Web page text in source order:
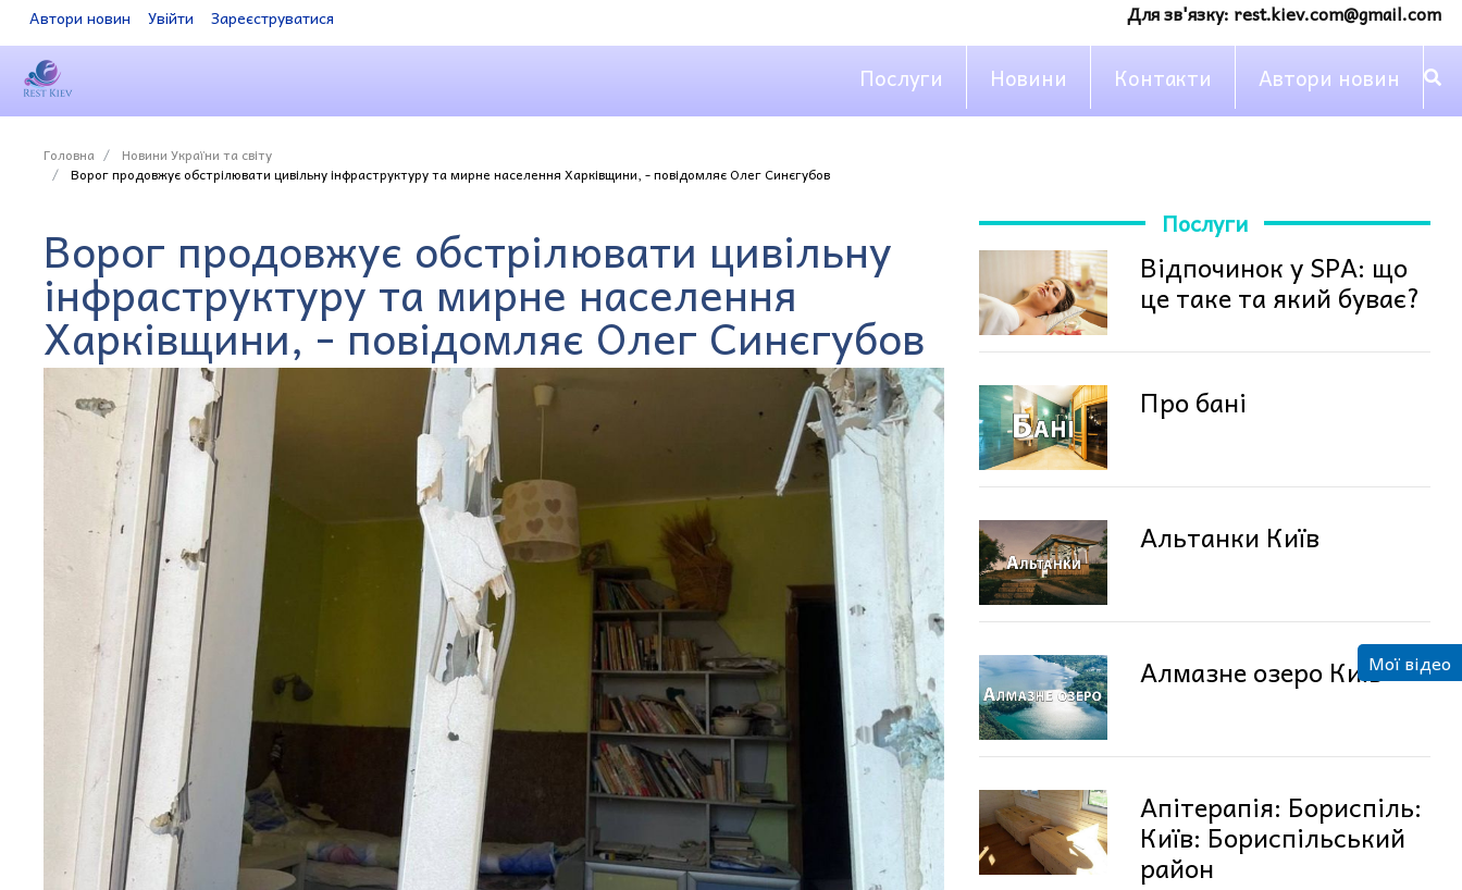
Автори новин Увійти Зареєструватися Для зв'язку: rest.kiev.com@gmail.com
Послуги Новини Контакти Автори новин
Головна
Новини України та світу
Ворог продовжує обстрілювати цивільну інфраструктуру та мирне населення Харківщини, - повідомляє Олег Синєгубов
Ворог продовжує обстрілювати цивільну
інфраструктуру та мирне населення
Харківщини, - повідомляє Олег Синєгубов
Послуги
Відпочинок у SPA: що
це таке та який буває?
Про бані
Альтанки Київ
Алмазне озеро Київ
Апітерапія: Бориспіль:
Київ: Бориспільський
район
Мої відео